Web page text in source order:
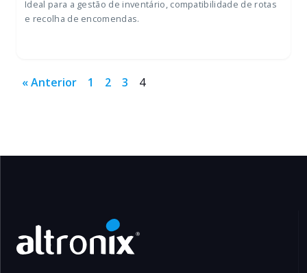
Ideal para a gestão de inventário, compatibilidade de rotas
e recolha de encomendas.
« Anterior 1 2 3 4